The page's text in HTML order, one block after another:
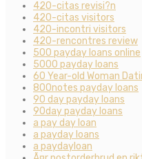
420-citas revisi?n
420-citas visitors
420-incontri visitors
420-rencontres review
500 payday loans online
5000 payday loans
60 Year-old Woman
800notes payday loans
90 day payday loans
90day payday loans
a pay day loan
a payday loans
a paydayloan